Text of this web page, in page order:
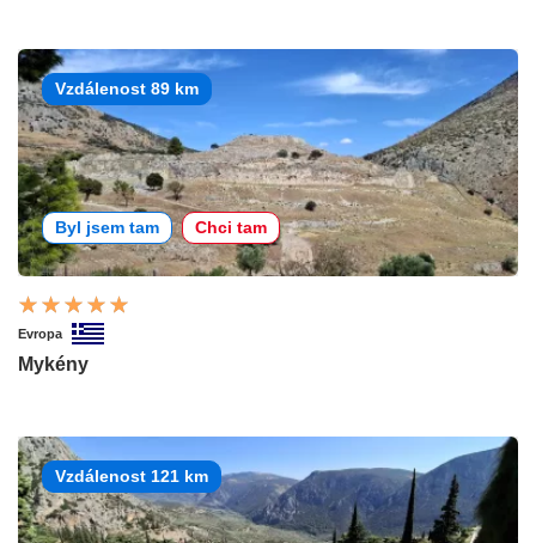
Vzdálenost 89 km
Byl jsem tam Chci tam
Evropa
Mykény
Vzdálenost 121 km